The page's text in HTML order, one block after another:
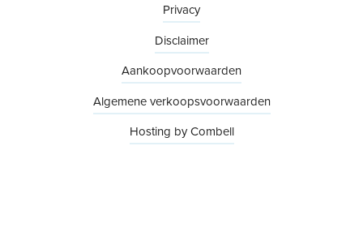
Privacy
Disclaimer
Aankoopvoorwaarden
Algemene verkoopsvoorwaarden
Hosting by Combell